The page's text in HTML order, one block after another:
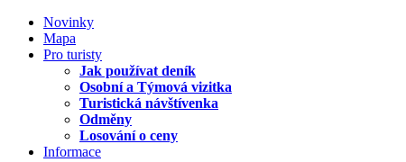
Novinky
Mapa
Pro turisty
Jak používat deník
Osobní a Týmová vizitka
Turistická návštívenka
Odměny
Losování o ceny
Informace